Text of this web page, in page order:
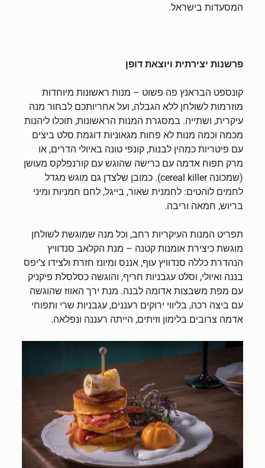
המסעדות בישראל.
פרשנות יצירתית ויוצאת דופן
קונספט הבראנץ פה פשוט – מנות ראשונות מיוחדות
מוזרמות לשולחן ללא הגבלה, ועל אחריותכם לבחור מנה
עיקרית, ושתייה. במסגרת המנות הראשונות, תוכלו ליהנות
מכמה וכמה מנות לא פחות מגאוניות דוגמת סלט ביצים
עם פיטריות כמהין לבנות, קונפי טונה באיולי הדרים, או
מרק תפוח אדמה עם כרישה שהוגש עם קורנפלקס מעושן
(שמכונה cereal killer). כמובן שלצדן גם מוגש מגדל
לחמים לוהטים: לחמנית שאור, בייגל, לחם חמניות ומיני
בריוש, חמאה וריבה.
תפריט המנות העיקריות רחב, וכל מנה שמוגשת לשולחן
מוגשת כיצירת אומנות קטנה – מנת הקלאב סנדוויץ
הנהדרת כללה סנדוויץ עוף, אננס ומיונז חזרת ולצידו צ’יפס
בננה ואיולי, וסלט עגבניות חריף, והוגשה כסלסלת פיקניק
עם מפת משבצות אדומה לבנה. מנת ירך האווז שהוגשה
עם ביצה רכה, בליווי ירוקים רעננים, עגבניות שרי ותפוחי
אדמה צרובים בלימון וזיתים, הייתה רעננה ונפלאה.